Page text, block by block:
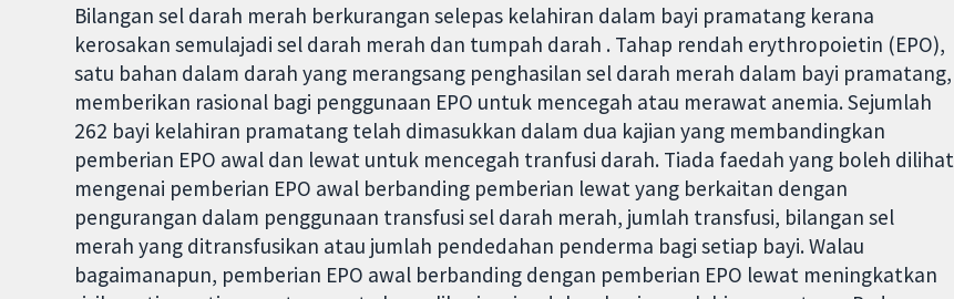
Bilangan sel darah merah berkurangan selepas kelahiran dalam bayi pramatang kerana
kerosakan semulajadi sel darah merah dan tumpah darah . Tahap rendah erythropoietin (EPO),
satu bahan dalam darah yang merangsang penghasilan sel darah merah dalam bayi pramatang,
memberikan rasional bagi penggunaan EPO untuk mencegah atau merawat anemia. Sejumlah
262 bayi kelahiran pramatang telah dimasukkan dalam dua kajian yang membandingkan
pemberian EPO awal dan lewat untuk mencegah tranfusi darah. Tiada faedah yang boleh dilihat
mengenai pemberian EPO awal berbanding pemberian lewat yang berkaitan dengan
pengurangan dalam penggunaan transfusi sel darah merah, jumlah transfusi, bilangan sel
merah yang ditransfusikan atau jumlah pendedahan penderma bagi setiap bayi. Walau
bagaimanapun, pemberian EPO awal berbanding dengan pemberian EPO lewat meningkatkan